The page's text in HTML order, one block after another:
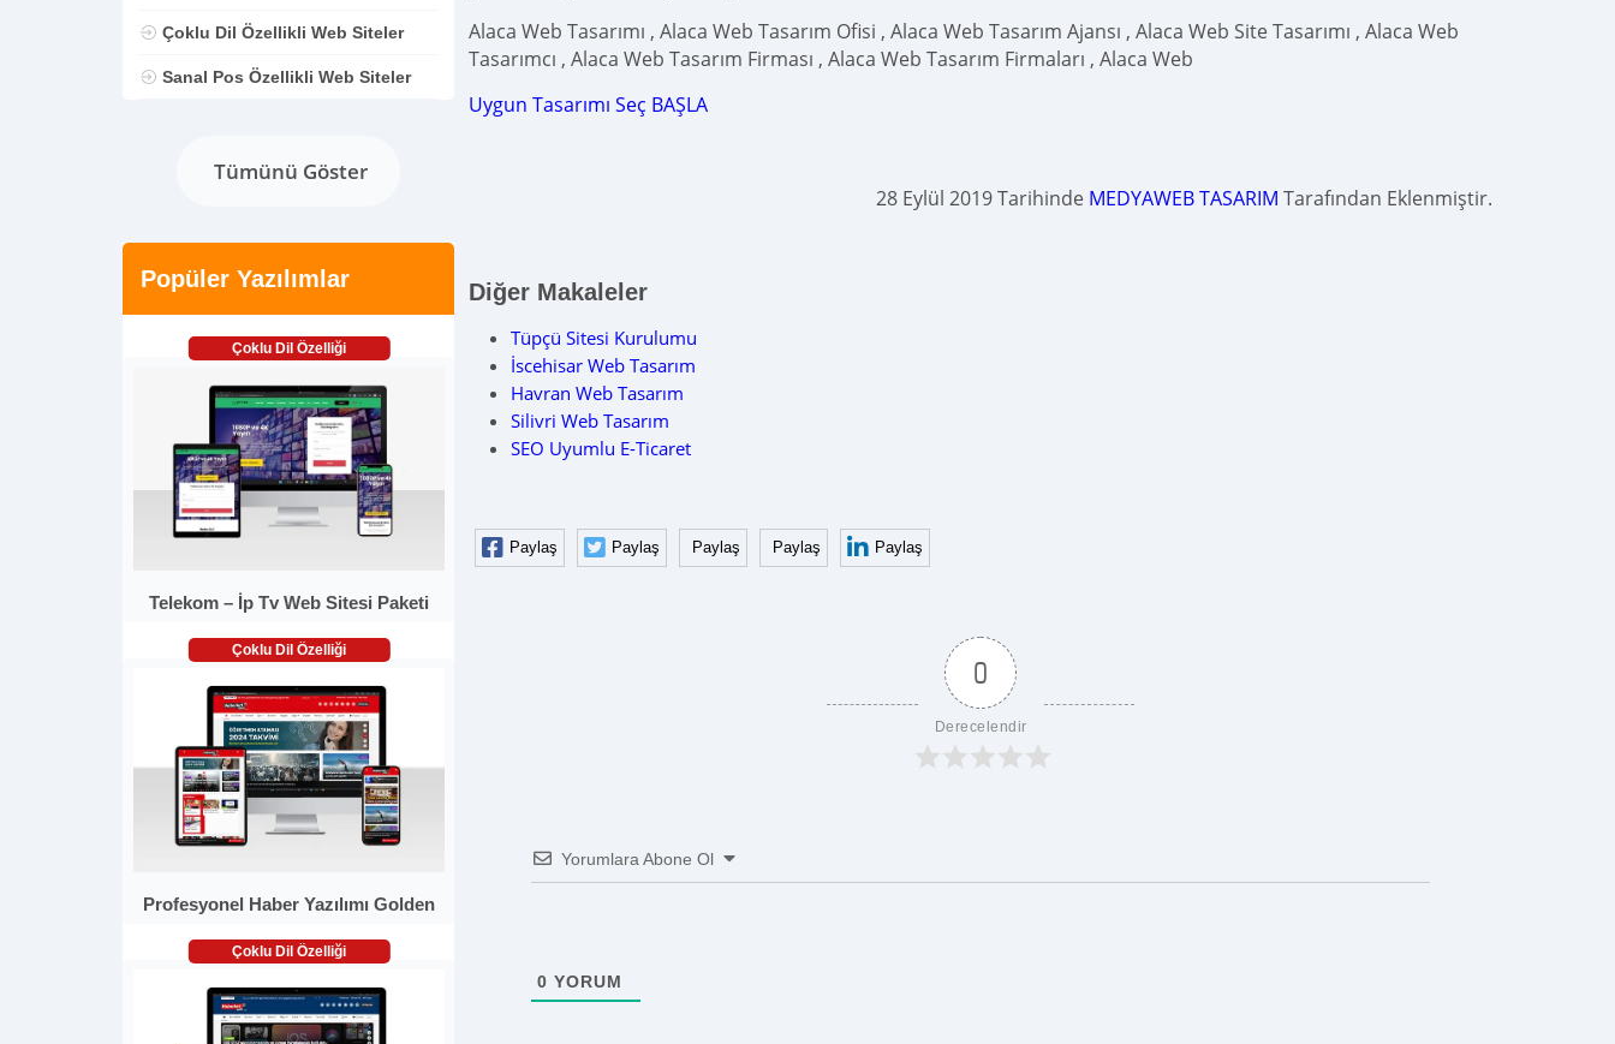
Çoklu Dil Özellikli Web Siteler
Sanal Pos Özellikli Web Siteler
Tümünü Göster
Popüler Yazılımlar
Çoklu Dil Özelliği
Telekom – İp Tv Web Sitesi Paketi
Çoklu Dil Özelliği
Profesyonel Haber Yazılımı Golden
Çoklu Dil Özelliği
Alaca Web Tasarımı , Alaca Web Tasarım Ofisi , Alaca Web Tasarım Ajansı , Alaca Web Site Tasarımı , Alaca Web
Tasarımcı , Alaca Web Tasarım Firması , Alaca Web Tasarım Firmaları , Alaca Web
Uygun Tasarımı Seç BAŞLA
28 Eylül 2019 Tarihinde MEDYAWEB TASARIM Tarafından Eklenmiştir.
Diğer Makaleler
Tüpçü Sitesi Kurulumu
İscehisar Web Tasarım
Havran Web Tasarım
Silivri Web Tasarım
SEO Uyumlu E-Ticaret
Paylaş Paylaş Paylaş Paylaş Paylaş
0
Derecelendir
Yorumlara Abone Ol
0 YORUM